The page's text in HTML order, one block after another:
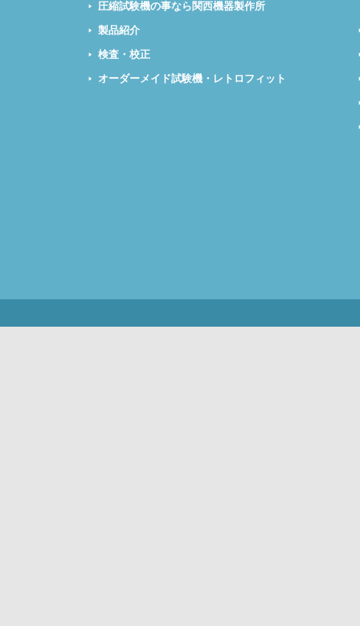
圧縮試験機の事なら関西機器製作所
製品紹介
検査・校正
オーダーメイド試験機・レトロフィット